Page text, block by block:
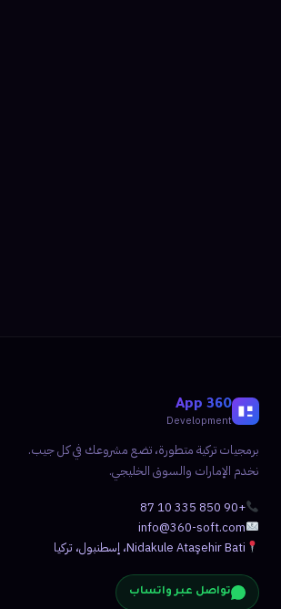
360 App
Development
برمجيات تركية متطورة، تضع مشروعك في كل جيب.
نخدم الإمارات والسوق الخليجي.
+90 850 335 10 87
info@360-soft.com
Nidakule Ataşehir Bati، إسطنبول، تركيا
تواصل عبر واتساب